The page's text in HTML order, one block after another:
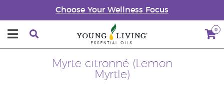
Choose Your Wellness Focus
0
Myrte citronné (Lemon
Myrtle)